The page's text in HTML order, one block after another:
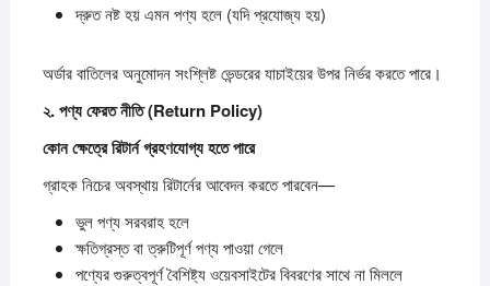
দ্রুত নষ্ট হয় এমন পণ্য হলে (যদি প্রযোজ্য হয়)
অর্ডার বাতিলের অনুমোদন সংশ্লিষ্ট ভেন্ডরের যাচাইয়ের উপর নির্ভর করতে পারে।
২.পণ্যফেরতনীতি (Return Policy)
কোনক্ষেত্রেরিটার্নগ্রহণযোগ্যহতেপারে
গ্রাহক নিচের অবস্থায় রিটার্নের আবেদন করতে পারবেন—
ভুল পণ্য সরবরাহ হলে
ক্ষতিগ্রস্ত বা ত্রুটিপূর্ণ পণ্য পাওয়া গেলে
পণ্যের গুরুত্বপূর্ণ বৈশিষ্ট্য ওয়েবসাইটের বিবরণের সাথে না মিললে